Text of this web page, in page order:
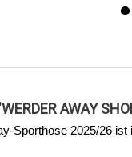
AWAY
Sporthose 2025/26